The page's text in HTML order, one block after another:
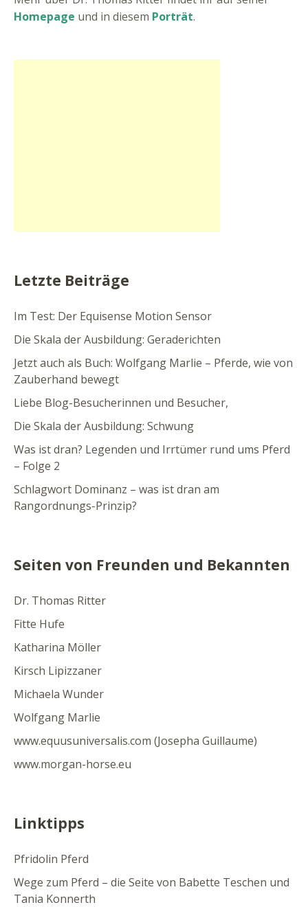
Homepage und in diesem Porträt.
Letzte Beiträge
Im Test: Der Equisense Motion Sensor
Die Skala der Ausbildung: Geraderichten
Jetzt auch als Buch: Wolfgang Marlie – Pferde, wie von
Zauberhand bewegt
Liebe Blog-Besucherinnen und Besucher,
Die Skala der Ausbildung: Schwung
Was ist dran? Legenden und Irrtümer rund ums Pferd
– Folge 2
Schlagwort Dominanz – was ist dran am
Rangordnungs-Prinzip?
Seiten von Freunden und Bekannten
Dr. Thomas Ritter
Fitte Hufe
Katharina Möller
Kirsch Lipizzaner
Michaela Wunder
Wolfgang Marlie
www.equusuniversalis.com (Josepha Guillaume)
www.morgan-horse.eu
Linktipps
Pfridolin Pferd
Wege zum Pferd – die Seite von Babette Teschen und
Tania Konnerth